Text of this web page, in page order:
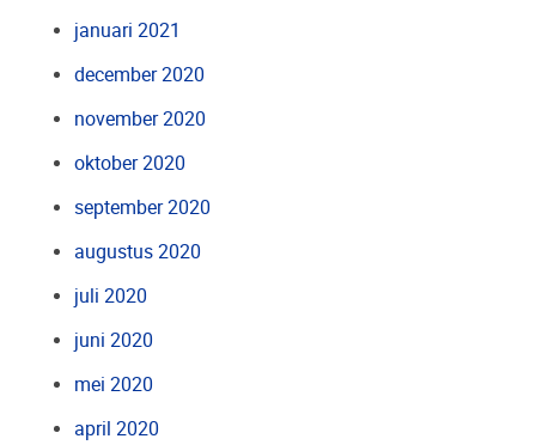
januari 2021
december 2020
november 2020
oktober 2020
september 2020
augustus 2020
juli 2020
juni 2020
mei 2020
april 2020